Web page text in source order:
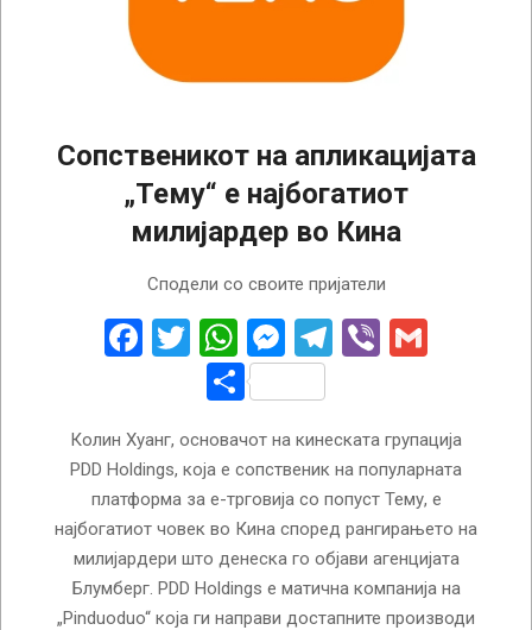
Сопственикот на апликацијата
„Тему“ е најбогатиот
милијардер во Кина
Сподели со своите пријатели
Facebook
Twitter
WhatsApp
Messenger
Telegram
Viber
Share
Колин Хуанг, основачот на кинеската групација
PDD Holdings, која е сопственик на популарната
платформа за е-трговија со попуст Тему, е
најбогатиот човек во Кина според рангирањето на
милијардери што денеска го објави агенцијата
Блумберг. PDD Holdings е матична компанија на
„Pinduoduo“ која ги направи достапните производи